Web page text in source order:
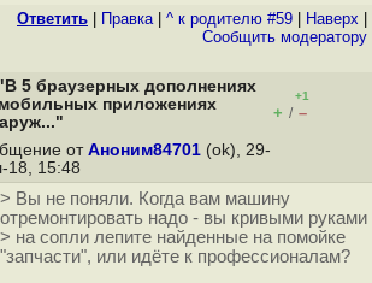
Ответить Правка| ^ к родителю #59 Наверх
Cообщить модератору
5 браузерных дополнениях
приложениях
+1
+ / –
от Аноним84701 (ok), 29-
18, 15:48
> Вы не поняли. Когда вам машину
отремонтировать надо - вы кривыми руками
> на сопли лепите найденные на помойке
"запчасти", или идёте к профессионалам?